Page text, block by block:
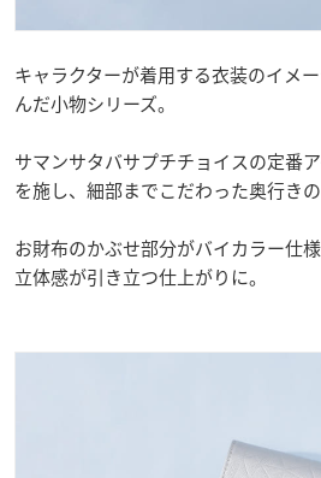
キャラクターが着用する衣装のイメ
んだ小物シリーズ。
サマンサタバサプチチョイスの定番
を施し、細部までこだわった奥行きの
お財布のかぶせ部分がバイカラー仕
立体感が引き立つ仕上がりに。